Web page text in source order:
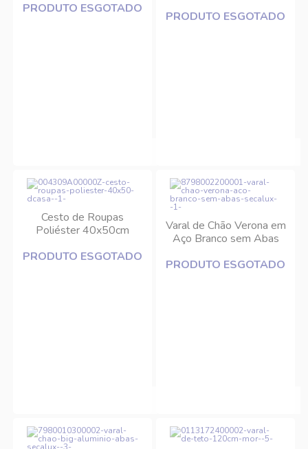
PRODUTO ESGOTADO
PRODUTO ESGOTADO
Cesto de Roupas
Poliéster 40x50cm
PRODUTO ESGOTADO
Varal de Chão Verona em
Aço Branco sem Abas
PRODUTO ESGOTADO